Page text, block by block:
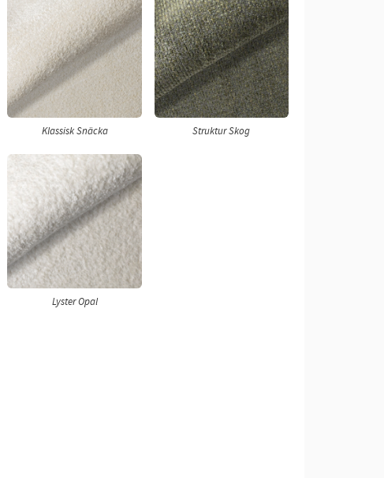
Klassisk Snäcka Struktur Skog
Lyster Opal